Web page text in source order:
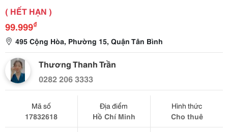
( HẾT HẠN )
99.999₫
495 Cộng Hòa, Phường 15, Quận Tân Bình
Thương Thanh Trần
0282 206 3333
Mã số
17832618
Địa điểm
Hồ Chí Minh
Hình thức
Cho thuê